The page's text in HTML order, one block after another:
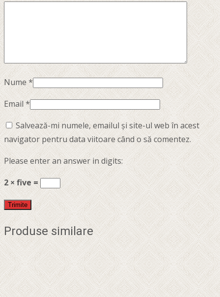
Nume*
Email*
Salvează-mi numele, emailul și site-ul web în acest
navigator pentru data viitoare când o să comentez.
Please enter an answer in digits:
2 × five =
Produse similare